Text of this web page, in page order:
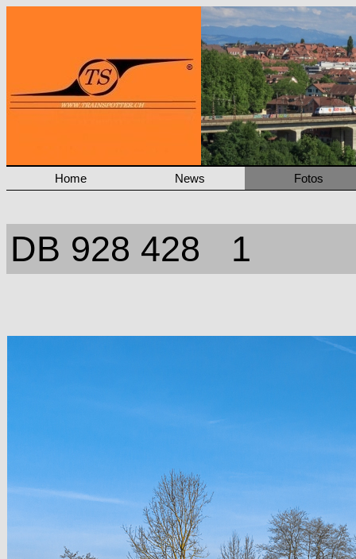
Home News Fotos
DB 928 428 1